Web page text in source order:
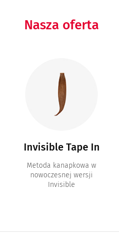
Nasza oferta
Invisible Tape In
Metoda kanapkowa w
nowoczesnej wersji
Invisible